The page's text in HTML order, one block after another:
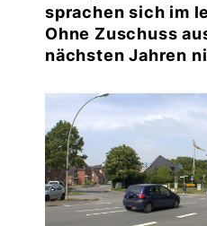
sprachen sich im
Ohne Zuschuss
nächsten Jahren